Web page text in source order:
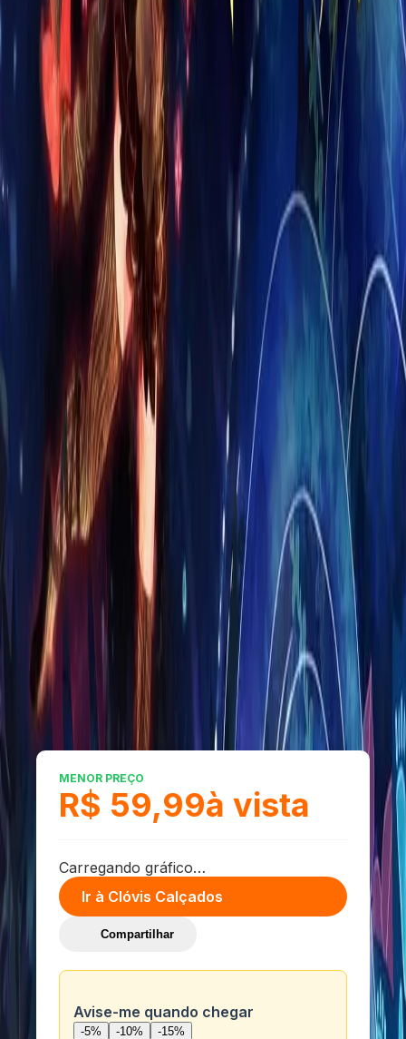
Seu comentário
Enviar Avaliação
Últimas Avaliações
MENOR PREÇO
R$ 59,99à vista
Carregando gráfico…
Ir à Clóvis Calçados
Compartilhar
Avise-me quando chegar
-5% -10% -15%